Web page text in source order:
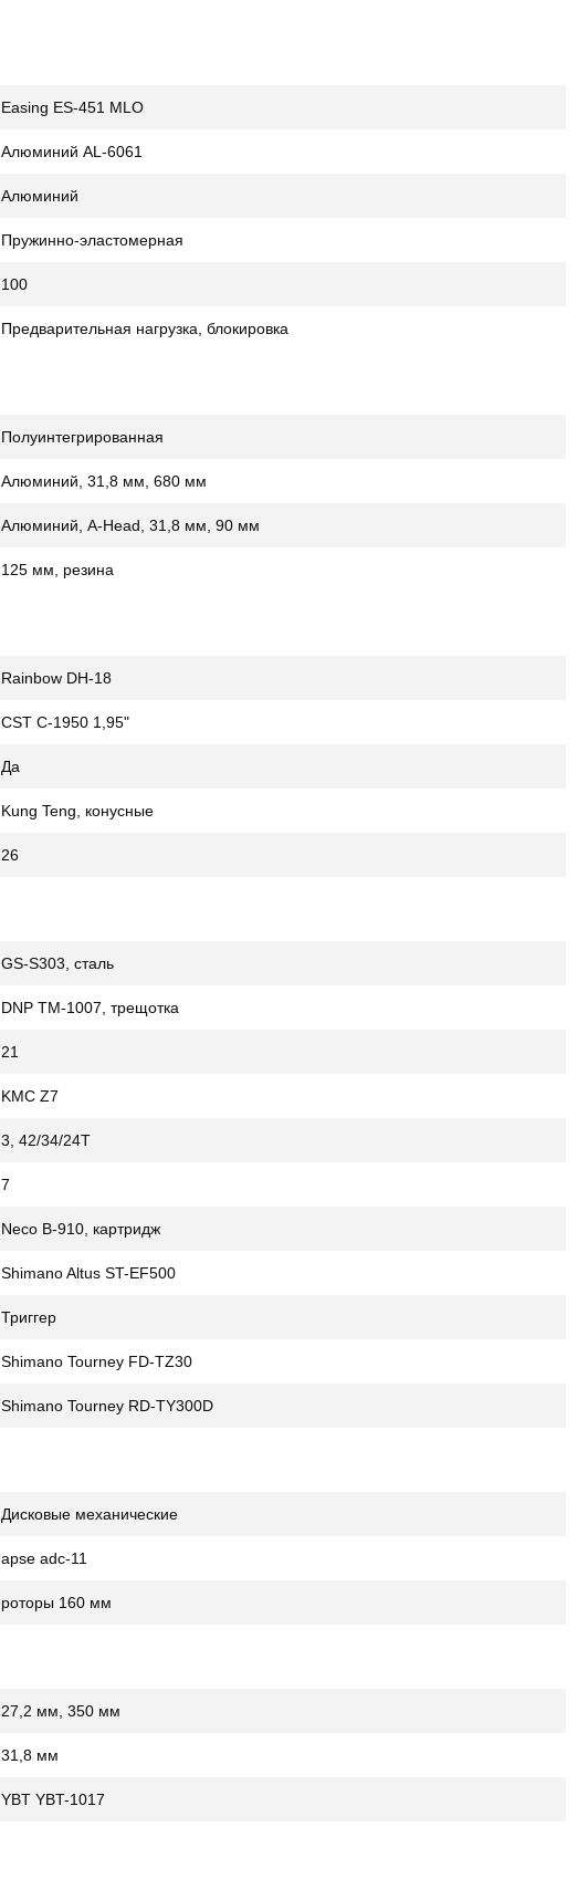
Easing ES-451 MLO
Алюминий AL-6061
Алюминий
Пружинно-эластомерная
100
Предварительная нагрузка, блокировка
Полуинтегрированная
Алюминий, 31,8 мм, 680 мм
Алюминий, A-Head, 31,8 мм, 90 мм
125 мм, резина
Rainbow DH-18
CST C-1950 1,95"
Да
Kung Teng, конусные
26
GS-S303, сталь
DNP TM-1007, трещотка
21
KMC Z7
3, 42/34/24T
7
Neco B-910, картридж
Shimano Altus ST-EF500
Триггер
Shimano Tourney FD-TZ30
Shimano Tourney RD-TY300D
Дисковые механические
apse adc-11
роторы 160 мм
27,2 мм, 350 мм
31,8 мм
YBT YBT-1017